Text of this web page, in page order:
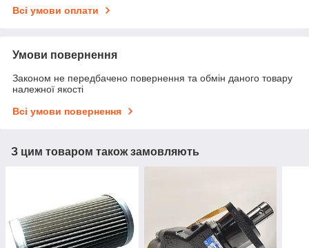
Всі умови оплати
Умови повернення
Законом не передбачено повернення та обмін даного товару
належної якості
Всі умови повернення
З цим товаром також замовляють